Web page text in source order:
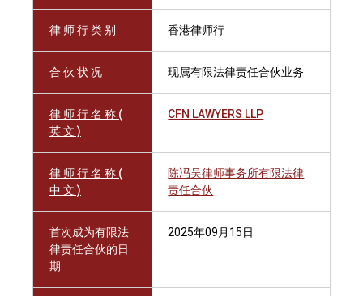
律 师 行 类 别 香港律师行
合 伙 状 况 现属有限法律责任合伙业务
律 师 行 名 称 (
英 文 )
CFN LAWYERS LLP
律 师 行 名 称 (
中 文 )
陈冯吴律师事务所有限法律
责任合伙
首次成为有限法
律责任合伙的日
期
2025年09月15日